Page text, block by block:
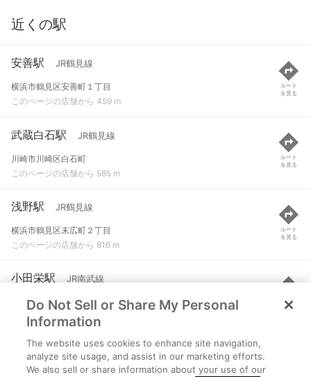
近くの駅
安善駅 JR鶴見線
横浜市鶴見区安善町１丁目
このページの店舗から 459 m
ルート
を見る
武蔵白石駅 JR鶴見線
川崎市川崎区白石町
このページの店舗から 585 m
ルート
を見る
浅野駅 JR鶴見線
横浜市鶴見区末広町２丁目
このページの店舗から 816 m
ルート
を見る
小田栄駅 JR南武線
川崎市川崎区小田栄
このページの店舗から 1.3 km
ルート
を見る
大川駅 JR鶴見線
川崎市川崎区大川町
Do Not Sell or Share My Personal
Information
The website uses cookies to enhance site navigation,
analyze site usage, and assist in our marketing efforts.
We also sell or share information about your use of our